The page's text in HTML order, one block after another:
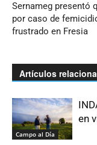
Sernameg presentó
por caso de
frustrado en Fresia
Artículos
Campo al Día
en